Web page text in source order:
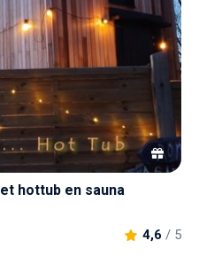
hottub en sauna
4,6 / 5